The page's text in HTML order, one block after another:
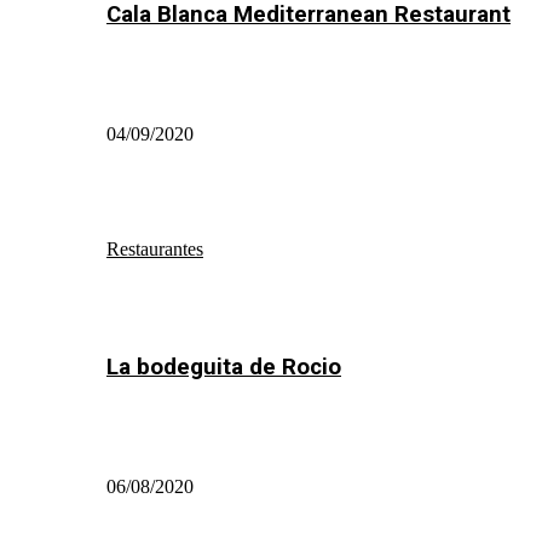
Cala Blanca Mediterranean Restaurant
04/09/2020
Restaurantes
La bodeguita de Rocio
06/08/2020